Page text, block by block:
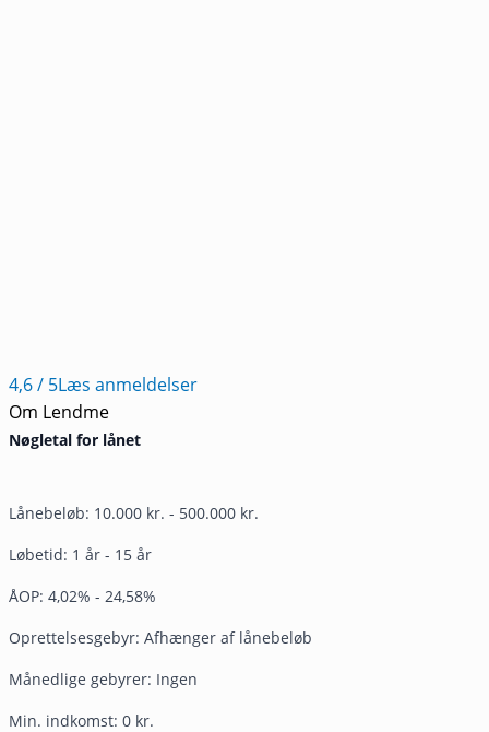
4,6/ 5Læs anmeldelser
Om Lendme
Nøgletal for lånet
Lånebeløb: 10.000 kr. - 500.000 kr.
Løbetid: 1 år - 15 år
ÅOP: 4,02% - 24,58%
Oprettelsesgebyr: Afhænger af lånebeløb
Månedlige gebyrer: Ingen
Min. indkomst: 0 kr.